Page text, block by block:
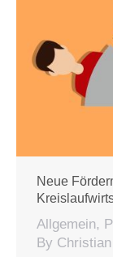
Neue
Allgemein,
By